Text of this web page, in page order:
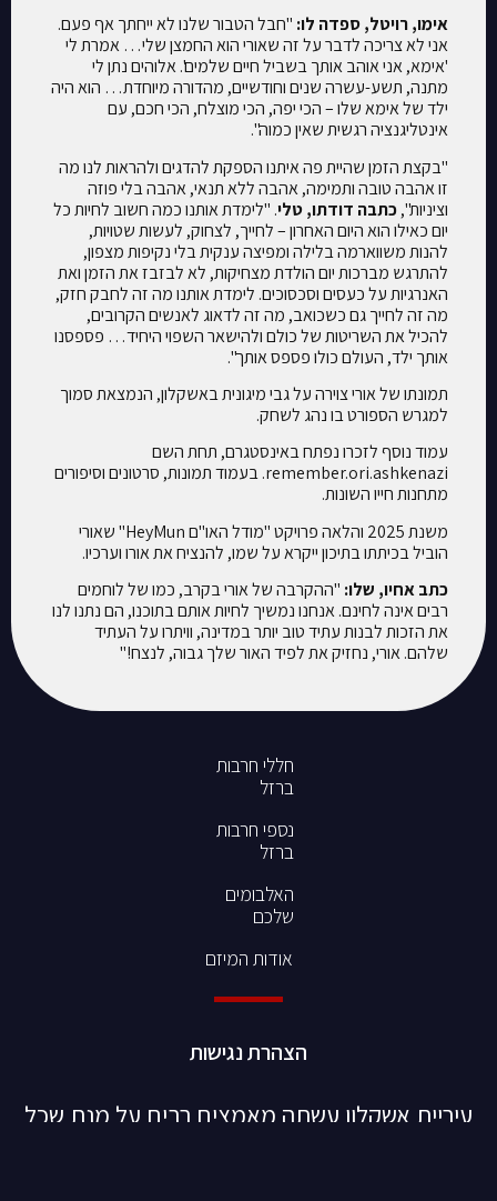
אימו, רויטל, ספדה לו: "חבל הטבור שלנו לא ייחתך אף פעם.
אני לא צריכה לדבר על זה שאורי הוא החמצן שלי… אמרת לי
'אימא, אני אוהב אותך בשביל חיים שלמים'. אלוהים נתן לי
מתנה, תשע-עשרה שנים וחודשיים, מהדורה מיוחדת… הוא היה
ילד של אימא שלו – הכי יפה, הכי מוצלח, הכי חכם, עם
אינטליגנציה רגשית שאין כמוה".
"בקצת הזמן שהיית פה איתנו הספקת להדגים ולהראות לנו מה
זו אהבה טובה ותמימה, אהבה ללא תנאי, אהבה בלי פוזה
וציניות",כתבה דודתו, טלי. "לימדת אותנו כמה חשוב לחיות כל
יום כאילו הוא היום האחרון – לחייך, לצחוק, לעשות שטויות,
להנות משווארמה בלילה ומפיצה ענקית בלי נקיפות מצפון,
להתרגש מברכות יום הולדת מצחיקות, לא לבזבז את הזמן ואת
האנרגיות על כעסים וסכסוכים. לימדת אותנו מה זה לחבק חזק,
מה זה לחייך גם כשכואב, מה זה לדאוג לאנשים הקרובים,
להכיל את השריטות של כולם ולהישאר השפוי היחיד… פספסנו
אותך ילד, העולם כולו פספס אותך".
תמונתו של אורי צוירה על גבי מיגונית באשקלון, הנמצאת סמוך
למגרש הספורט בו נהג לשחק.
עמוד נוסף לזכרו נפתח באינסטגרם, תחת השם
remember.ori.ashkenazi. בעמוד תמונות, סרטונים וסיפורים
מתחנות חייו השונות.
משנת 2025 והלאה פרויקט "מודל האו"ם HeyMun" שאורי
הוביל בכיתתו בתיכון ייקרא על שמו, להנציח את אורו וערכיו.
כתב אחיו, שלו: "ההקרבה של אורי בקרב, כמו של לוחמים
רבים אינה לחינם. אנחנו נמשיך לחיות אותם בתוכנו, הם נתנו לנו
את הזכות לבנות עתיד טוב יותר במדינה, וויתרו על העתיד
שלהם. אורי, נחזיק את לפיד האור שלך גבוה, לנצח!"
חללי חרבות
ברזל
נספי חרבות
ברזל
האלבומים
שלכם
אודות המיזם
הצהרת נגישות
עיריית אשקלון עשתה מאמצים רבים על מנת שכל